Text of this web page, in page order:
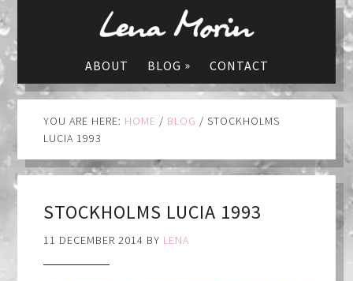
ABOUT BLOG » CONTACT
YOU ARE HERE: HOME / BLOG / STOCKHOLMS
LUCIA 1993
STOCKHOLMS LUCIA 1993
11 DECEMBER 2014 BY LENA